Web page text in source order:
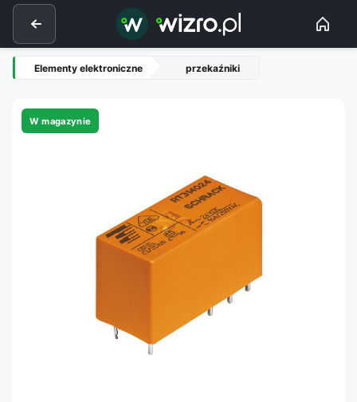
Elementy elektroniczne przekaźniki
W magazynie